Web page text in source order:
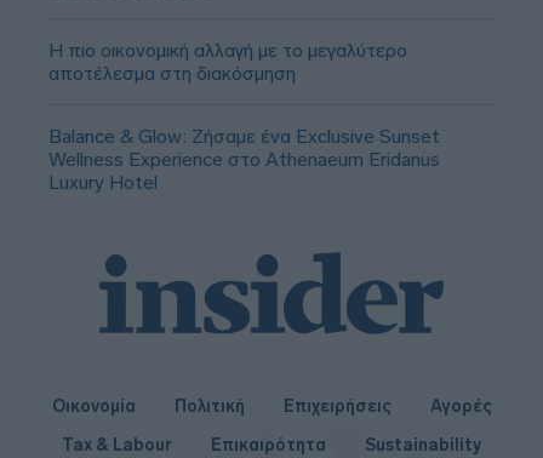
Η πιο οικονομική αλλαγή με το μεγαλύτερο
αποτέλεσμα στη διακόσμηση
Balance & Glow: Ζήσαμε ένα Exclusive Sunset
Wellness Experience στο Athenaeum Eridanus
Luxury Hotel
Οικονομία Πολιτική Επιχειρήσεις
Αγορές
Tax & Labour
Επικαιρότητα Sustainability